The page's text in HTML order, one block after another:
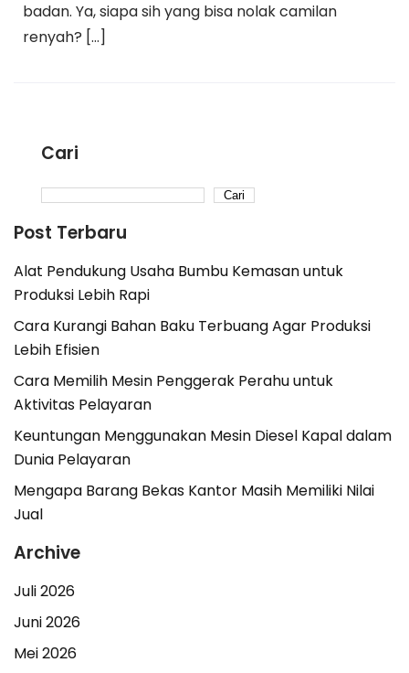
badan. Ya, siapa sih yang bisa nolak camilan
renyah? […]
Cari
Cari
Post Terbaru
Alat Pendukung Usaha Bumbu Kemasan untuk
Produksi Lebih Rapi
Cara Kurangi Bahan Baku Terbuang Agar Produksi
Lebih Efisien
Cara Memilih Mesin Penggerak Perahu untuk
Aktivitas Pelayaran
Keuntungan Menggunakan Mesin Diesel Kapal dalam
Dunia Pelayaran
Mengapa Barang Bekas Kantor Masih Memiliki Nilai
Jual
Archive
Juli 2026
Juni 2026
Mei 2026